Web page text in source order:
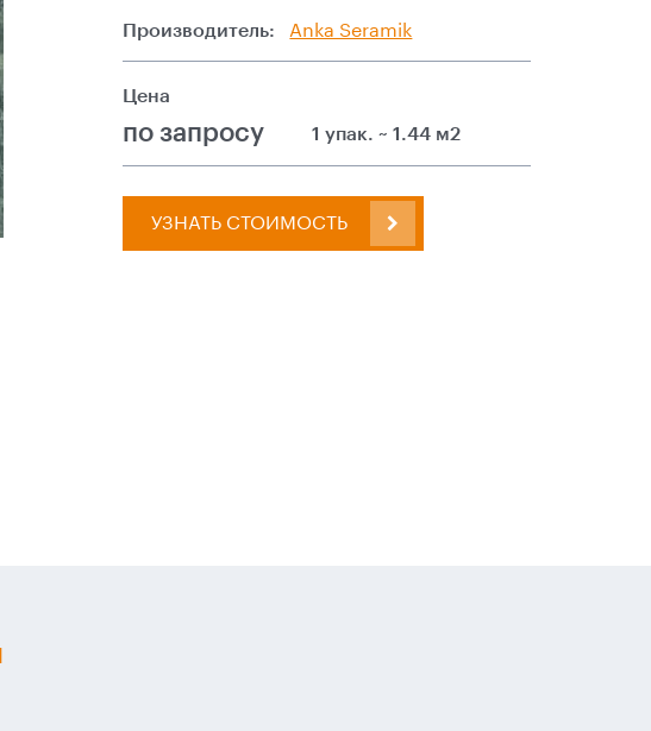
Производитель: Anka Seramik
Цена
по запросу 1 упак. ~ 1.44 м2
УЗНАТЬ СТОИМОСТЬ